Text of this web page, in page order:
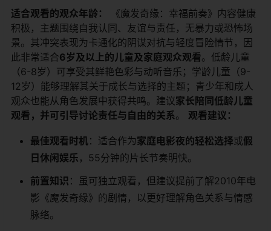
​适合观看的观众年龄：​
​ 《魔发奇缘：幸福前奏》内容健康
积极，主题围绕自我认同、友谊与责任，无暴力或恐怖场
景。其冲突表现为卡通化的阴谋对抗与轻度冒险情节，因
此非常适合​​6岁及以上的儿童及家庭观众观看​​。低龄儿童
（6-8岁）可享受其鲜艳色彩与动听音乐；学龄儿童（9-
12岁）能够理解其关于成长与选择的主题；青少年和成人
观众也能从角色发展中获得共鸣。建议​​家长陪同低龄儿童
观看，并可引导讨论责任与自由的关系​​。 ​ ​观看建议：​
​最佳观看时机​​：适合作为​​家庭电影夜的轻松选择​​或​​假
日休闲娱乐​ ​，55分钟的片长节奏明快。
​前置知识​ ​：虽可独立观看，但建议提前了解2010年电
影《魔发奇缘》的剧情，以更好理解角色关系与情感
脉络。